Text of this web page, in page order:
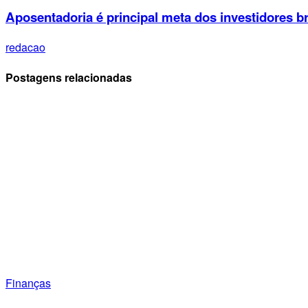
Aposentadoria é principal meta dos investidores
redacao
Postagens relacionadas
Finanças